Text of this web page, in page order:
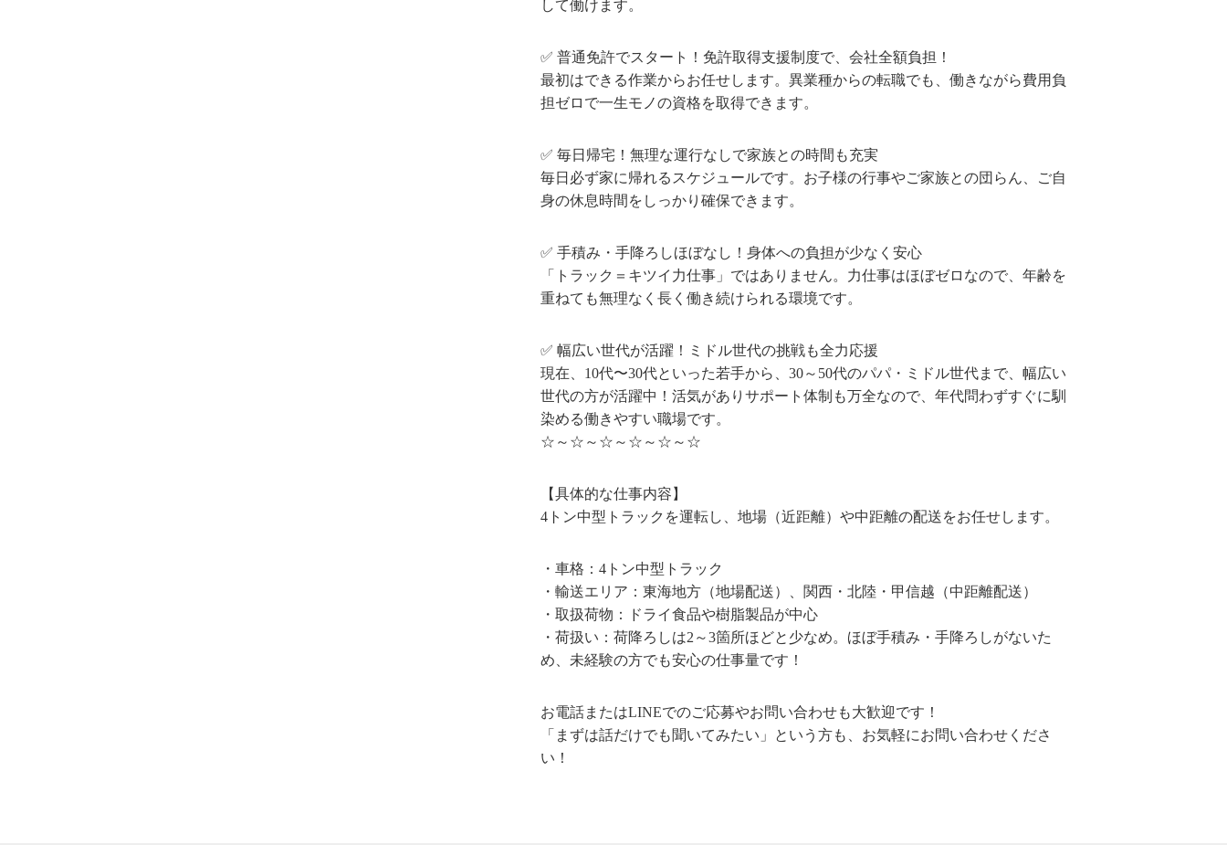
して働けます。
✅ 普通免許でスタート！免許取得支援制度で、会社全額負担！
最初はできる作業からお任せします。異業種からの転職でも、働きながら費用負
担ゼロで一生モノの資格を取得できます。
✅ 毎日帰宅！無理な運行なしで家族との時間も充実
毎日必ず家に帰れるスケジュールです。お子様の行事やご家族との団らん、ご自
身の休息時間をしっかり確保できます。
✅ 手積み・手降ろしほぼなし！身体への負担が少なく安心
「トラック＝キツイ力仕事」ではありません。力仕事はほぼゼロなので、年齢を
重ねても無理なく長く働き続けられる環境です。
✅ 幅広い世代が活躍！ミドル世代の挑戦も全力応援
現在、10代〜30代といった若手から、30～50代のパパ・ミドル世代まで、幅広い
世代の方が活躍中！活気がありサポート体制も万全なので、年代問わずすぐに馴
染める働きやすい職場です。
☆～☆～☆～☆～☆～☆
【具体的な仕事内容】
4トン中型トラックを運転し、地場（近距離）や中距離の配送をお任せします。
・車格：4トン中型トラック
・輸送エリア：東海地方（地場配送）、関西・北陸・甲信越（中距離配送）
・取扱荷物：ドライ食品や樹脂製品が中心
・荷扱い：荷降ろしは2～3箇所ほどと少なめ。ほぼ手積み・手降ろしがないた
め、未経験の方でも安心の仕事量です！
お電話またはLINEでのご応募やお問い合わせも大歓迎です！
「まずは話だけでも聞いてみたい」という方も、お気軽にお問い合わせくださ
い！